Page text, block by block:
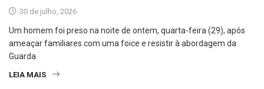
30 de julho, 2026
Um homem foi preso na noite de ontem, quarta-feira (29), após
ameaçar familiares com uma foice e resistir à abordagem da
Guarda
LEIA MAIS